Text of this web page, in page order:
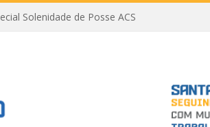
Solenidade de Posse ACS